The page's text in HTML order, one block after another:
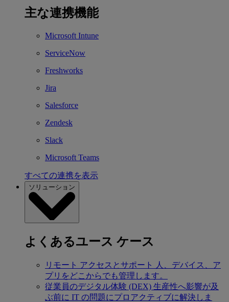
主な連携機能
Microsoft Intune
ServiceNow
Freshworks
Jira
Salesforce
Zendesk
Slack
Microsoft Teams
すべての連携を表示
ソリューション
よくあるユース ケース
リモート アクセスとサポート
人、デバイス、ア
プリをどこからでも管理します。
従業員のデジタル体験 (DEX) 生産性へ影響が及
ぶ前に IT の問題にプロアクティブに解決しま